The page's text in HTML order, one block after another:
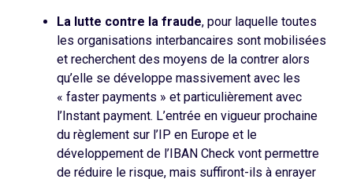
La lutte contre la fraude, pour laquelle toutes
les organisations interbancaires sont mobilisées
et recherchent des moyens de la contrer alors
qu’elle se développe massivement avec les
« faster payments » et particulièrement avec
l’Instant payment. L’entrée en vigueur prochaine
du règlement sur l’IP en Europe et le
développement de l’IBAN Check vont permettre
de réduire le risque, mais suffiront-ils à enrayer